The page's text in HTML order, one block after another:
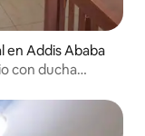
en Addis Ababa
con ducha